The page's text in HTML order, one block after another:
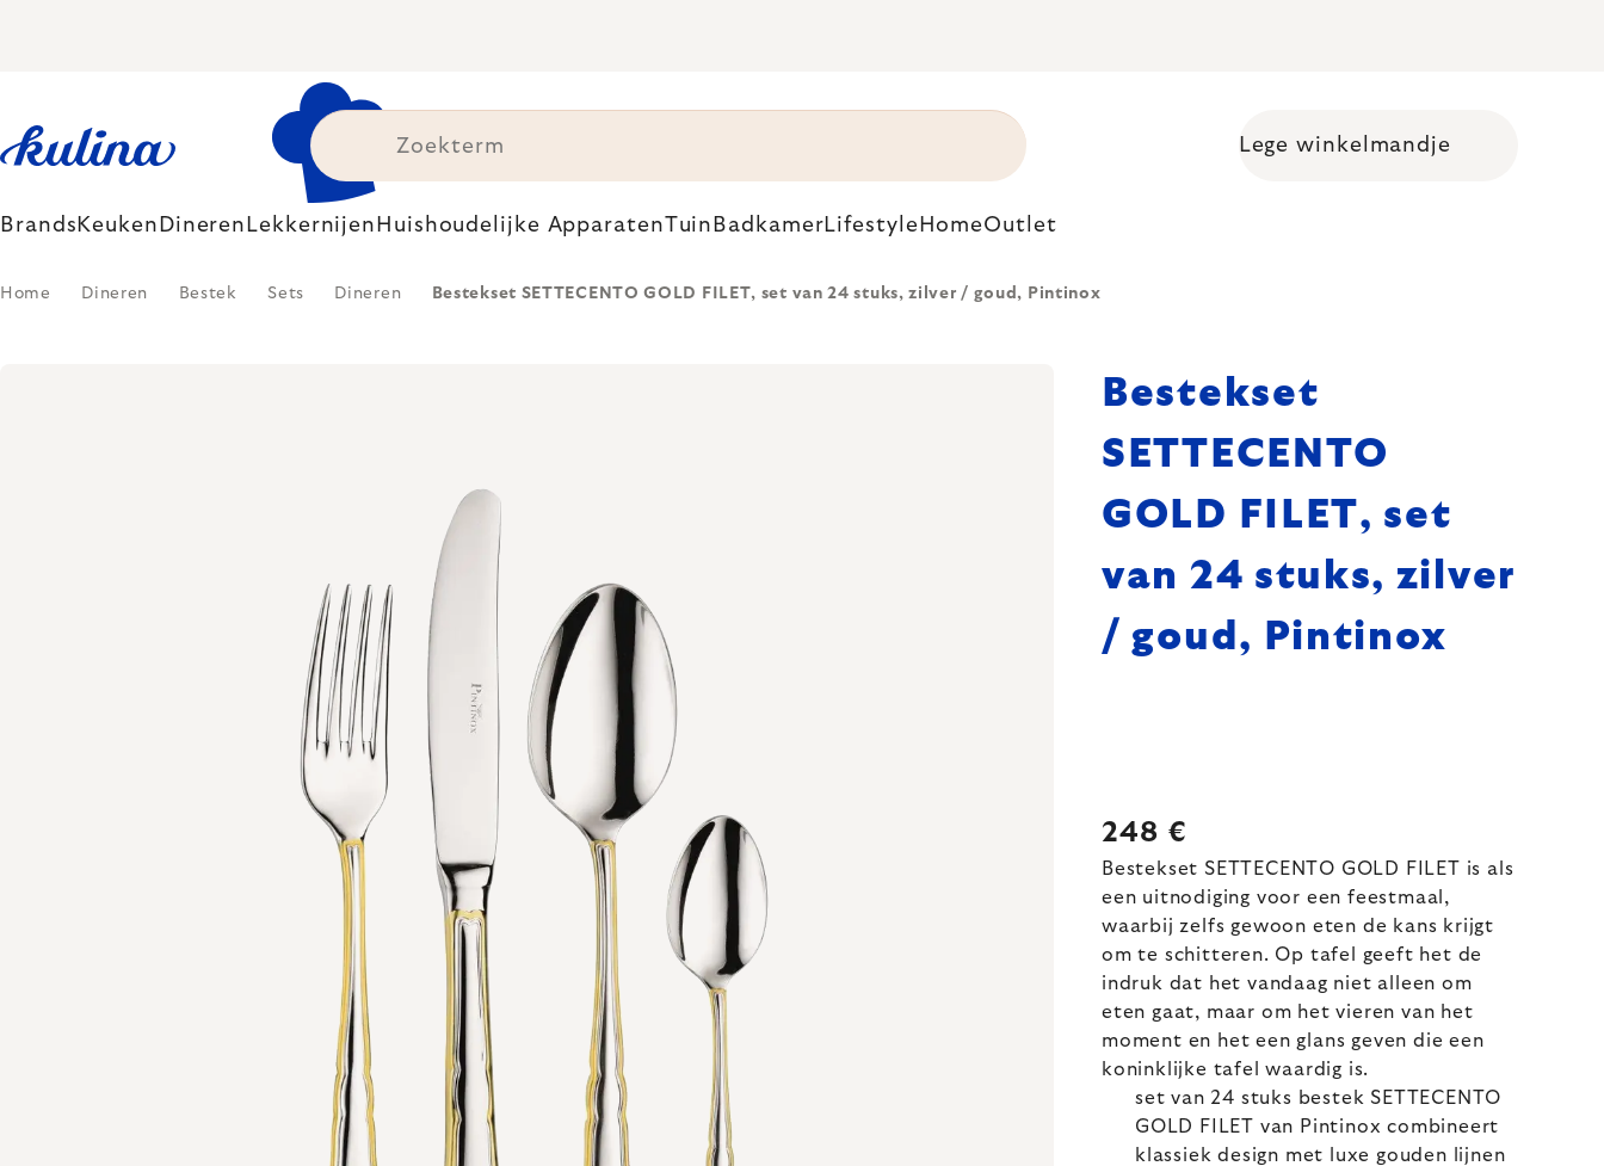
Shopping cart
Lege winkelmandje
Brands Keuken Dineren Lekkernijen Huishoudelijke ApparatenTuin BadkamerLifestyle HomeOutlet
Home Dineren Bestek Sets Dineren Bestekset SETTECENTO GOLD FILET, set van 24 stuks, zilver / goud, Pintinox
Bestekset
SETTECENTO
GOLD FILET, set
van 24 stuks, zilver
/ goud, Pintinox
248 €
Bestekset SETTECENTO GOLD FILET is als
een uitnodiging voor een feestmaal,
waarbij zelfs gewoon eten de kans krijgt
om te schitteren. Op tafel geeft het de
indruk dat het vandaag niet alleen om
eten gaat, maar om het vieren van het
moment en het een glans geven die een
koninklijke tafel waardig is.
set van 24 stuks bestek SETTECENTO
GOLD FILET van Pintinox combineert
klassiek design met luxe gouden lijnen